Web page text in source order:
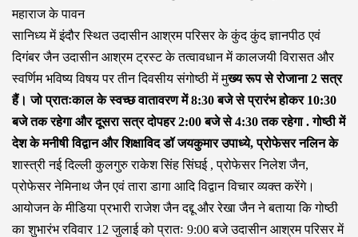
महाराज के पावन
सानिध्य में इंदौर स्थित उदासीन आश्रम परिसर के कुंद कुंद ज्ञानपीठ एवं
दिगंबर जैन उदासीन आश्रम ट्रस्ट के तत्वावधान में कालजयी विरासत और
स्वर्णिम भविष्य विषय पर तीन दिवसीय संगोष्ठी में मुख्य रूप से रोजाना 2 सत्र
हैं। जो प्रातःकाल के स्वच्छ वातावरण में 8:30 बजे से प्रारंभ होकर 10:30
बजे तक रहेगा और दूसरा सत्र दोपहर 2:00 बजे से 4:30 तक रहेगा . गोष्ठी में
देश के मनीषी विद्वान और शिक्षाविद डॉ जयकुमार उपाध्ये, प्रोफेसर नलिन के
शास्त्री नई दिल्ली कुलगुरु राकेश सिंह सिंघई , प्रोफेसर निलेश जैन,
प्रोफेसर नेमिनाथ जैन एवं तारा डागा आदि विद्वान विचार व्यक्त करेंगे।
आयोजन के मीडिया प्रभारी राजेश जैन दद्दू और रेखा जैन ने बताया कि गोष्ठी
का शुभारंभ रविवार 12 जुलाई को प्रातः 9:00 बजे उदासीन आश्रम परिसर में